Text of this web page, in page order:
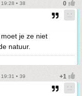
• 38
je ze niet
natuur.
• 39